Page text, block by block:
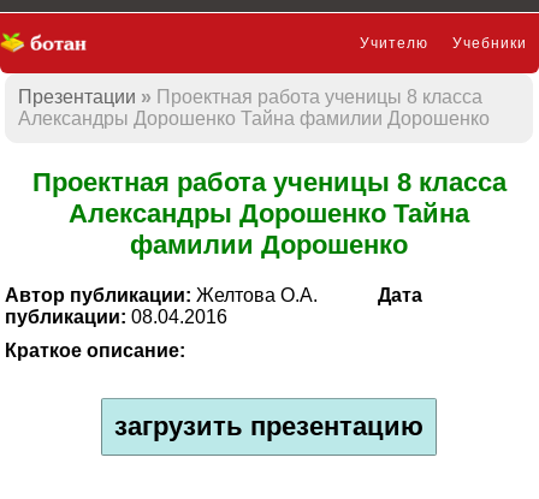
Учебники
Учителю
Презентации
Презентации
Проектная работа ученицы 8 класса
Александры Дорошенко Тайна фамилии Дорошенко
Проектная работа ученицы 8 класса
Александры Дорошенко Тайна
фамилии Дорошенко
Автор публикации: Желтова О.А.
Дата
публикации: 08.04.2016
Краткое описание:
загрузить презентацию